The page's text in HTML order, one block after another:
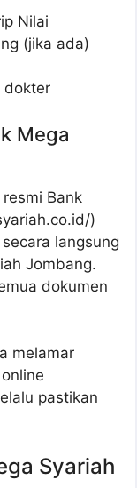
Nilai
(jika ada)
dokter
Mega
Bank
)
langsung
Jombang.
dokumen
melamar
pastikan
Syariah